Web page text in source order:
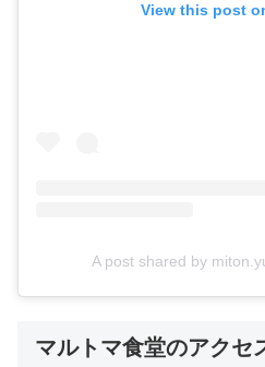
View this post
A post shared by
マルトマ食堂のアクセ